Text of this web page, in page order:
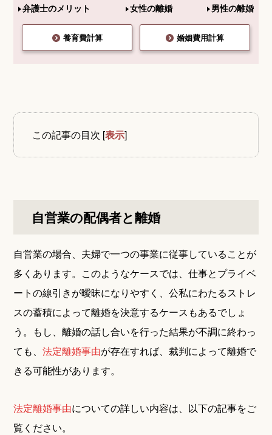
弁護士のメリット 女性の離婚 男性の離婚
養育費計算 婚姻費用計算
この記事の目次 [表示]
自営業の配偶者と離婚
自営業の場合、夫婦で一つの事業に従事していることが
多くあります。このようなケースでは、仕事とプライベ
ートの線引きが曖昧になりやすく、公私にわたるストレ
スの蓄積によって離婚を決意するケースもあるでしょ
う。もし、離婚の話し合いを行った結果が不調に終わっ
ても、法定離婚事由が存在すれば、裁判によって離婚で
きる可能性があります。
法定離婚事由についての詳しい内容は、以下の記事をご
覧ください。